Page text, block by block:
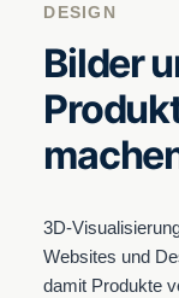
Bilder
DESIGN
3D-
Web­sites und
damit Pro­duk­te